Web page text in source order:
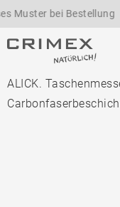
bei Bestellung
ALICK.